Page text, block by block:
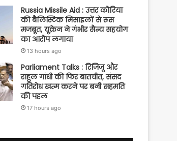
Russia Missile Aid : उत्तर कोरिया
की बैलिस्टिक मिसाइलों से रूस
मजबूत, यूक्रेन ने गंभीर सैन्य सहयोग
का आरोप लगाया
13 hours ago
Parliament Talks : रिजिजू और
राहुल गांधी की फिर बातचीत, संसद
गतिरोध खत्म करने पर बनी सहमति
की पहल
17 hours ago